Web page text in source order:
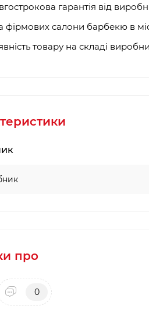
гарантія від
фірмових салони барбекю в
товару на складі
про
0